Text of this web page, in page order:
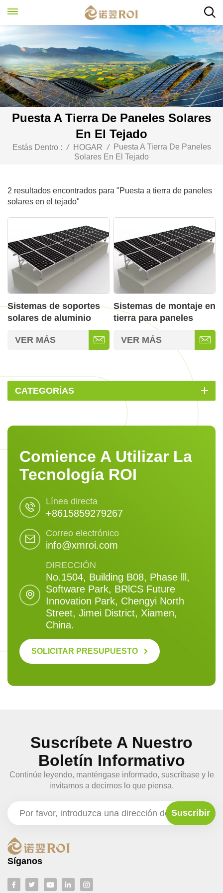
Puesta A Tierra De Paneles Solares
En El Tejado
Estás Dentro : / HOGAR /
Puesta A Tierra De Paneles
Solares En El Tejado
2 resultados encontrados para "Puesta a tierra de paneles
solares en el tejado"
Sistemas de soportes
solares de aluminio
para montaje en suelo
de fácil instalación
VER MÁS
Sistemas de montaje en
tierra para paneles
VER MÁS
CATEGORÍAS
Comience A Utilizar La
Tecnología ROI
Línea directa
+8615859279267
Correo electrónico
info@xmroi.com
DIRECCIÓN
No.1504, Building B08, Phase lll,
Software Park, BRlCS Future
Innovation Park, Chengyi North
Street, Jimei District, Xiamen,
China.
SOLICITAR PRESUPUESTO
Suscríbete A Nuestro
Boletín Informativo
Continúe leyendo, manténgase informado, suscríbase y le
invitamos a decirnos lo que piensa.
Síganos